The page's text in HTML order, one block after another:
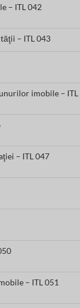
– ITL 042
– ITL 043
imobile – ITL
– ITL 047
– ITL 051